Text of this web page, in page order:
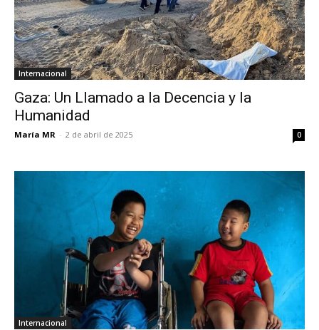
Internacional
Gaza: Un Llamado a la Decencia y la
Humanidad
María MR - 2 de abril de 2025 0
Internacional